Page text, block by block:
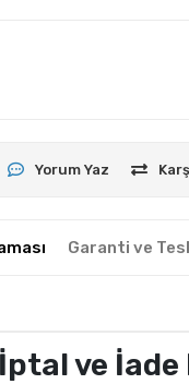
Yorum Yaz
Garanti ve
İptal ve İade